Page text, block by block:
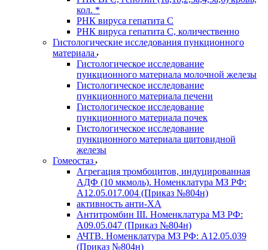
кол. *
РНК вируса гепатита C
РНК вируса гепатита C, количественно
Гистологические исследования пункционного
материала
Гистологическое исследование
пункционного материала молочной железы
Гистологическое исследование
пункционного материала печени
Гистологическое исследование
пункционного материала почек
Гистологическое исследование
пункционного материала щитовидной
железы
Гомеостаз
Агрегация тромбоцитов, индуцированная
АДФ (10 мкмоль). Номенклатура МЗ РФ:
A12.05.017.004 (Приказ №804н)
активность анти-ХА
Антитромбин III. Номенклатура МЗ РФ:
A09.05.047 (Приказ №804н)
АЧТВ. Номенклатура МЗ РФ: A12.05.039
(Приказ №804н)